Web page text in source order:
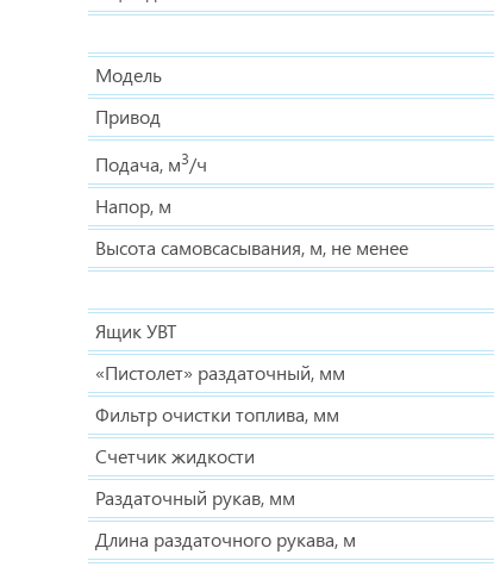
Модель
Привод
Подача, м3/ч
Напор, м
Высота самовсасывания, м, не менее
Ящик УВТ
«Пистолет» раздаточный, мм
Фильтр очистки топлива, мм
Счетчик жидкости
Раздаточный рукав, мм
Длина раздаточного рукава, м